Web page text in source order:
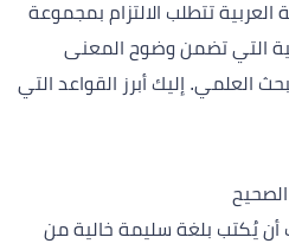
العربية تتطلب الالتزام بمجموعة
التي تضمن وضوح المعنى
العلمي. إليك أبرز القواعد التي
الصحيح
أن يُكتب بلغة سليمة خالية من